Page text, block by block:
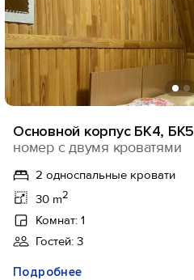
Основной корпус БК4, БК5
номер с двумя кроватями
2 односпальные кровати
30 m2
Комнат: 1
Гостей: 3
Подробнее